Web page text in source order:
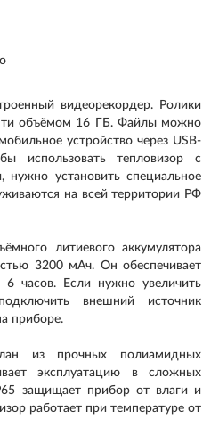
видеорекордер. Ролики
объёмом 16 ГБ. Файлы можно
устройство через USB-
использовать тепловизор с
нужно установить специальное
на всей территории РФ
литиевого аккумулятора
3200 мАч. Он обеспечивает
6 часов. Если нужно увеличить
внешний источник
приборе.
из прочных полиамидных
эксплуатацию в сложных
защищает прибор от влаги и
работает при температуре от